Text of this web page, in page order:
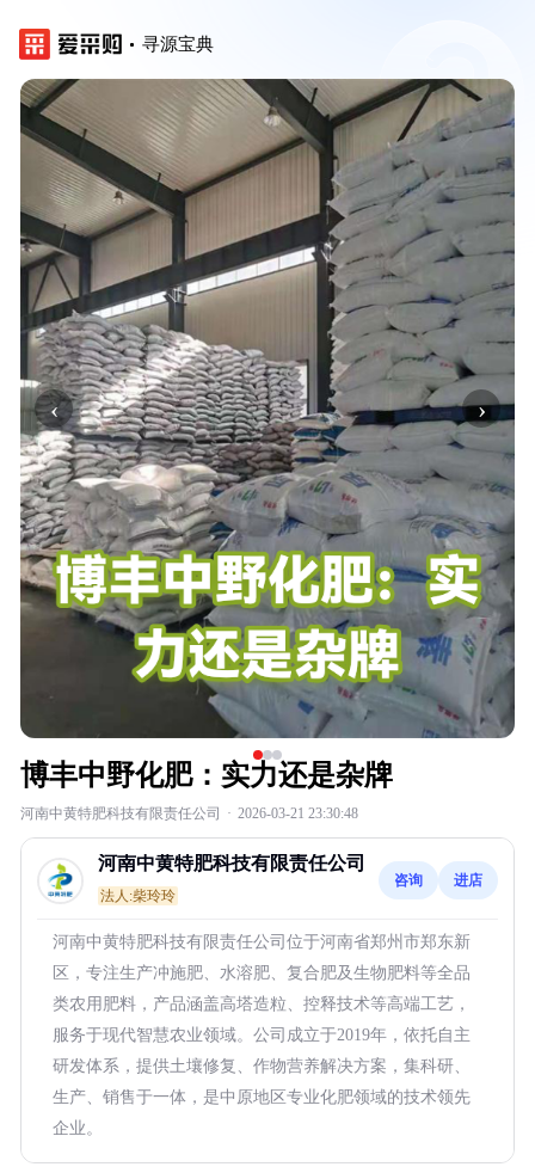
寻源宝典
‹ ›
博丰中野化肥：实力还是杂牌
河南中黄特肥科技有限责任公司 · 2026-03-21 23:30:48
河南中黄特肥科技有限责任公司
法人:柴玲玲
咨询 进店
河南中黄特肥科技有限责任公司位于河南省郑州市郑东新
区，专注生产冲施肥、水溶肥、复合肥及生物肥料等全品
类农用肥料，产品涵盖高塔造粒、控释技术等高端工艺，
服务于现代智慧农业领域。公司成立于2019年，依托自主
研发体系，提供土壤修复、作物营养解决方案，集科研、
生产、销售于一体，是中原地区专业化肥领域的技术领先
企业。